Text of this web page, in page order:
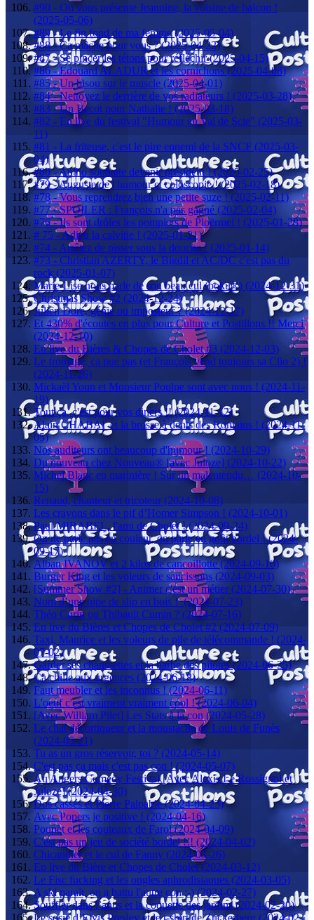
#90 - On vous présente Jeannine, la voisine de balcon !
(2025-05-06)
#89 - Le fin fond de ma femme (2025-05-04)
#88 - Ca mâche pour vous ? (2025-04-22)
#87 - Se pincer les tétons pour réfléchir (2025-04-15)
#86 - Edouard ALADUR et les cornichons (2025-04-08)
#85 - Un bisou sur le muscle (2025-04-01)
#84 - Nettoyez le derrière de vos radiateurs ! (2025-03-28)
#83 - Un Becot pour Nathalie ! (2025-03-18)
#82 - En live du festival "Humour en Val de Scie" (2025-03-
11)
#81 - La friteuse, c'est le pire ennemi de la SNCF (2025-03-
04)
#80 - Antho souhaite devenir président ! (2025-02-25)
#79 - Auguste de l'humour et coloscopie ! (2025-02-18)
#78 - Vous reprendrez bien une petite suze ! (2025-02-11)
#77 - SPOILER : François n'a pas gagné (2025-02-04)
#76 - Ils sont drôles les pompiers de Ploërmel ! (2025-01-28)
# 75 - Adieu la calvitie ! (2025-01-21)
#74 - Arrêtez de pisser sous la douche ! (2025-01-14)
#73 - Christian AZERTY, le Bigdil et AC/DC c'est pas du
rock (2025-01-07)
Marie-Lise nous parle de son beau cul (boku®) (2024-12-31)
Christmas Show #2 (2024-12-24)
Julien Doré, génie ou imposteur ? (2024-12-17)
Et 430% d'écoutes en plus pour Culture et Postillons !! Merci
(2024-12-10)
En live du Bières & Chopes de Cholet #3 (2024-12-03)
Le fromage, ça pue pas (et François vend toujours sa Clio 2) !
(2024-11-26)
Mickaël Youn et Monsieur Poulpe sont avec nous ! (2024-11-
19)
Tout ça, c'est pour vos diners !! (2024-11-12)
Alain CHABAT et la brosse à dents des Romains ! (2024-11-
05)
Nos auditeurs ont beaucoup d'humour ! (2024-10-29)
Du nouveau chez Nouveau® [avec Juloze] (2024-10-22)
Michel Blanc en marinière ! Sur un malentendu… (2024-10-
15)
Renaud, chanteur et tricoteur (2024-10-08)
Les crayons dans le pif d’Homer Simpson ! (2024-10-01)
Paul MIRABEL, l'ami de Cholet ! (2024-09-24)
On ne parle pas en couleur, on parle en goût bordel ! (2024-
09-17)
Alban IVANOV et 2 kilos de cancoillotte (2024-09-10)
Burger King et les voleurs de saucissons (2024-09-03)
[Summer Show #2] - Animer c'est un métier (2024-07-30)
Nom d’une pipe de slip en bois ! (2024-07-23)
Théo Curin ou Thibault Cumin ? (2024-07-16)
En live du Bières et Chopes de Cholet #2 (2024-07-09)
Taxi, Maurice et les voleurs de pile de télécommande ! (2024-
07-02)
Garder ses chaussettes et la barbe des pilotes (2024-06-25)
Ça chille aux urgences (2024-06-18)
Faut meubler et les inconnus ! (2024-06-11)
L'oeuf c'est vraiment vraiment cool ! (2024-06-04)
[Avec William Pilet] Les Stats à la con (2024-05-28)
Le chat décortiqueur et la moustache de Louis de Funès
(2024-05-21)
Tu as un gros réservoir, toi ? (2024-05-14)
C'est pas ça mais c'est pas con ! (2024-05-07)
Au Angers Comedy Festival [Avec Alexis Le Rossignol et
Juloze] (2024-04-30)
Dos cassés et Pierre Palpable (2024-04-23)
Avec Popers je positive ! (2024-04-16)
Poupet et les couteaux de Farol (2024-04-09)
C'est pas un jeu de société bordel !!! (2024-04-02)
Chicandier et le cul de Fanny (2024-03-26)
En live du Bière et Chopes de Cholet (2024-03-12)
Le Fisc fucking et les ongles aphrodisiaques (2024-03-05)
A ski parait, on a battu l'autre con ;-) (2024-02-27)
Souffler dans l’anus et la coquette des jardins (2024-02-20)
Le sosie d’Elvis Presley et le t-shirt de Zuckerberg (2024-02-